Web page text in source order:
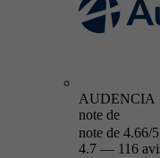
AUDENCIA
note de
note de 4.66/5
4.7 — 116